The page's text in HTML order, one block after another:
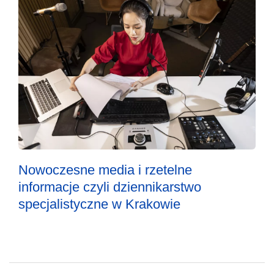
Nowoczesne media i rzetelne
informacje czyli dziennikarstwo
specjalistyczne w Krakowie